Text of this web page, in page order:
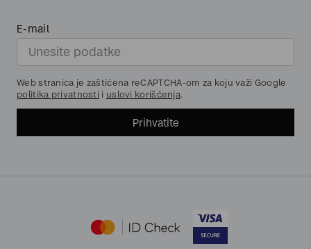
E-mail
Web stranica je zaštićena reCAPTCHA-om za koju važi Google
politika privatnosti i uslovi korišćenja.
Prihvatite